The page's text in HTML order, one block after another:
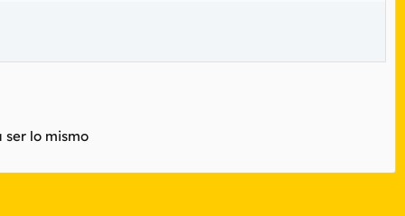
lo mismo